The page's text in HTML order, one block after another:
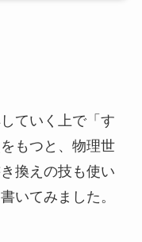
ていく上で「す
もつと、物理世
換えの技も使い
いてみました。